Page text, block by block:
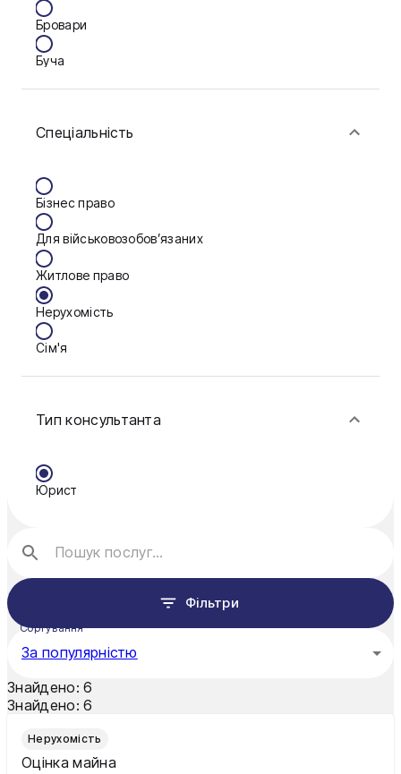
Бровари
Буча
Васильків
Дніпро
Запоріжжя
Калуш
Кам'янське
Ковель
Краматорськ
Кривий Ріг
Нікополь
Одеса
Спеціальність
Бізнес право
Для військовозобов’язаних
Житлове право
Нерухомість
Сім'я
Тип консультанта
Юрист
Фільтри
Сортування
За популярністю
Знайдено: 6
Знайдено: 6
Нерухомість
Оцінка майна